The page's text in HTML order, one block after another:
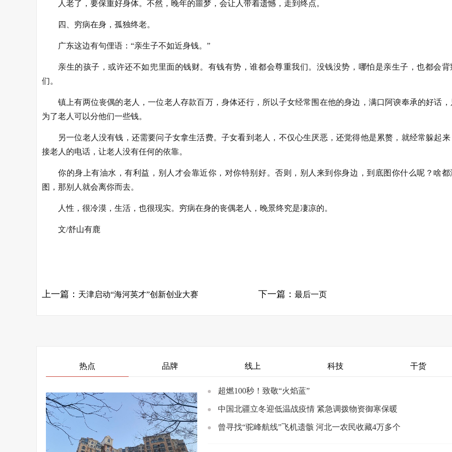
人老了，要保重好身体。不然，晚年的噩梦，会让人带着遗憾，走到终点。
四、穷病在身，孤独终老。
广东这边有句俚语：“亲生子不如近身钱。”
亲生的孩子，或许还不如兜里面的钱财。有钱有势，谁都会尊重我们。没钱没势，哪怕是亲生子，也都会背
们。
镇上有两位丧偶的老人，一位老人存款百万，身体还行，所以子女经常围在他的身边，满口阿谀奉承的好话，
为了老人可以分他们一些钱。
另一位老人没有钱，还需要问子女拿生活费。子女看到老人，不仅心生厌恶，还觉得他是累赘，就经常躲起来
接老人的电话，让老人没有任何的依靠。
你的身上有油水，有利益，别人才会靠近你，对你特别好。否则，别人来到你身边，到底图你什么呢？啥都
图，那别人就会离你而去。
人性，很冷漠，生活，也很现实。穷病在身的丧偶老人，晚景终究是凄凉的。
文/舒山有鹿
上一篇： 天津启动“海河英才”创新创业大赛 下一篇：最后一页
热点 品牌 线上 科技 干货
超燃100秒！致敬“火焰蓝”
中国北疆立冬迎低温战疫情 紧急调拨物资御寒保暖
曾寻找“驼峰航线”飞机遗骸 河北一农民收藏4万多个